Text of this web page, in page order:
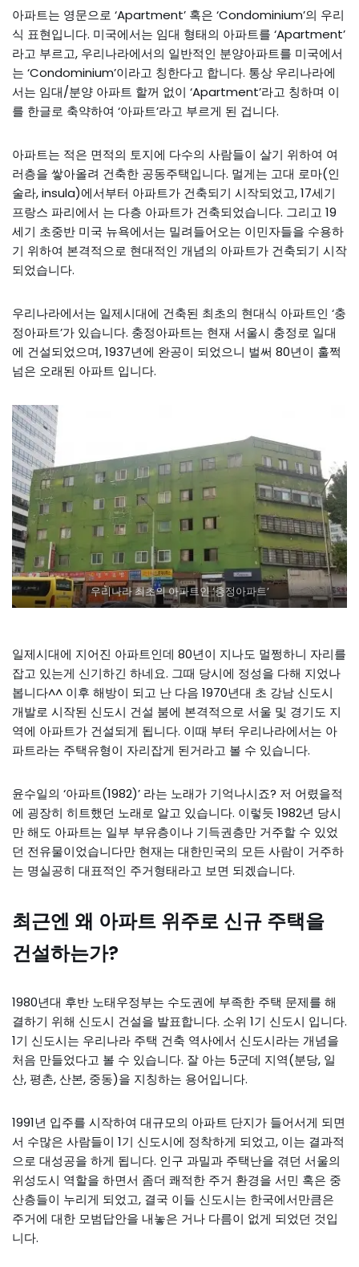
아파트는 영문으로 ‘Apartment’ 혹은 ‘Condominium’의 우리
식 표현입니다. 미국에서는 임대 형태의 아파트를 ‘Apartment’
라고 부르고, 우리나라에서의 일반적인 분양아파트를 미국에서
는 ‘Condominium’이라고 칭한다고 합니다. 통상 우리나라에
서는 임대/분양 아파트 할꺼 없이 ‘Apartment’라고 칭하며 이
를 한글로 축약하여 ‘아파트’라고 부르게 된 겁니다.
아파트는 적은 면적의 토지에 다수의 사람들이 살기 위하여 여
러층을 쌓아올려 건축한 공동주택입니다. 멀게는 고대 로마(인
술라, insula)에서부터 아파트가 건축되기 시작되었고, 17세기
프랑스 파리에서 는 다층 아파트가 건축되었습니다. 그리고 19
세기 초중반 미국 뉴욕에서는 밀려들어오는 이민자들을 수용하
기 위하여 본격적으로 현대적인 개념의 아파트가 건축되기 시작
되었습니다.
우리나라에서는 일제시대에 건축된 최초의 현대식 아파트인 ‘충
정아파트’가 있습니다. 충정아파트는 현재 서울시 충정로 일대
에 건설되었으며, 1937년에 완공이 되었으니 벌써 80년이 훌쩍
넘은 오래된 아파트 입니다.
우리나라 최초의 아파트인 ‘충정아파트’
일제시대에 지어진 아파트인데 80년이 지나도 멀쩡하니 자리를
잡고 있는게 신기하긴 하네요. 그때 당시에 정성을 다해 지었나
봅니다^^ 이후 해방이 되고 난 다음 1970년대 초 강남 신도시
개발로 시작된 신도시 건설 붐에 본격적으로 서울 및 경기도 지
역에 아파트가 건설되게 됩니다. 이때 부터 우리나라에서는 아
파트라는 주택유형이 자리잡게 된거라고 볼 수 있습니다.
윤수일의 ‘아파트(1982)’ 라는 노래가 기억나시죠? 저 어렸을적
에 굉장히 히트했던 노래로 알고 있습니다. 이렇듯 1982년 당시
만 해도 아파트는 일부 부유층이나 기득권층만 거주할 수 있었
던 전유물이었습니다만 현재는 대한민국의 모든 사람이 거주하
는 명실공히 대표적인 주거형태라고 보면 되겠습니다.
최근엔 왜 아파트 위주로 신규 주택을
건설하는가?
1980년대 후반 노태우정부는 수도권에 부족한 주택 문제를 해
결하기 위해 신도시 건설을 발표합니다. 소위 1기 신도시 입니다.
1기 신도시는 우리나라 주택 건축 역사에서 신도시라는 개념을
처음 만들었다고 볼 수 있습니다. 잘 아는 5군데 지역(분당, 일
산, 평촌, 산본, 중동)을 지칭하는 용어입니다.
1991년 입주를 시작하여 대규모의 아파트 단지가 들어서게 되면
서 수많은 사람들이 1기 신도시에 정착하게 되었고, 이는 결과적
으로 대성공을 하게 됩니다. 인구 과밀과 주택난을 겪던 서울의
위성도시 역할을 하면서 좀더 쾌적한 주거 환경을 서민 혹은 중
산층들이 누리게 되었고, 결국 이들 신도시는 한국에서만큼은
주거에 대한 모범답안을 내놓은 거나 다름이 없게 되었던 것입
니다.